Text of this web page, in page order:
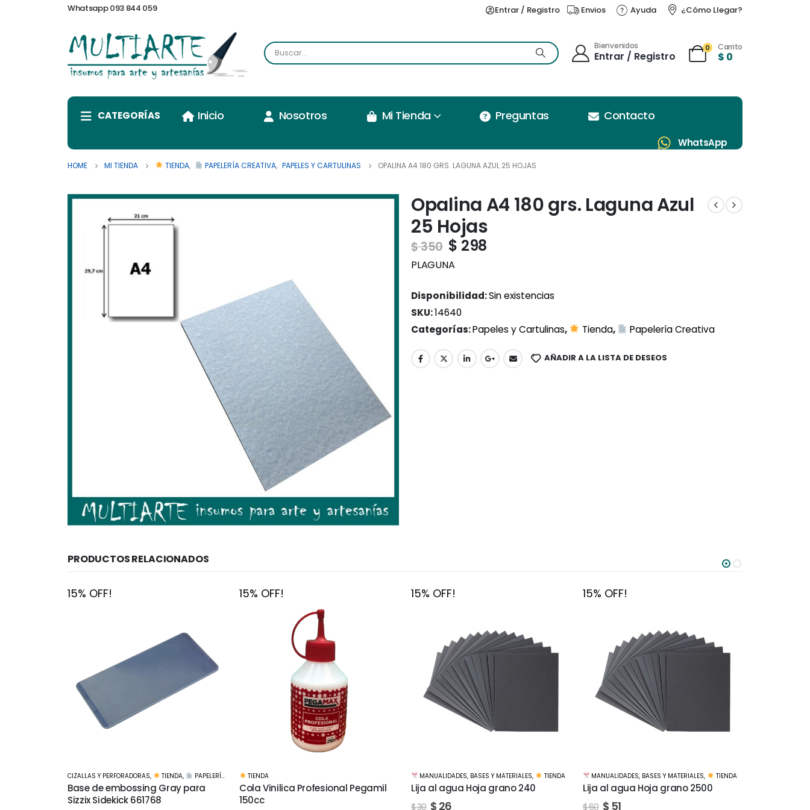
Whatsapp 093 844 059 Entrar / Registro Envios Ayuda ¿Cómo Llegar?
Bienvenidos
Entrar / Registro
0 Carrito
$ 0
CATEGORÍAS Inicio Nosotros Mi Tienda Preguntas Contacto
WhatsApp
HOME MI TIENDA TIENDA, PAPELERÍA CREATIVA, PAPELES Y CARTULINAS OPALINA A4 180 GRS. LAGUNA AZUL 25 HOJAS
Opalina A4 180 grs. Laguna Azul
25 Hojas
$350 $ 298
PLAGUNA
Disponibilidad:Sin existencias
SKU:14640
Categorías:Papeles y Cartulinas, Tienda, Papelería Creativa
AÑADIR A LA LISTA DE DESEOS
PRODUCTOS RELACIONADOS
15% OFF!
TIENDA
Cola Vinilica Profesional Pegamil
150cc
15% OFF!
MANUALIDADES
Lija al agua Hoja grano 240
$30 $
15% OFF!
MANUALIDADES, BASES Y MATERIALES, TIENDA
Lija al agua Hoja grano 2500
$60 $ 51
15% OFF!
MANUALIDADES, BASES Y MATERIALES, TIENDA
Maquina de reloj 12mm rosca
$180 $ 153